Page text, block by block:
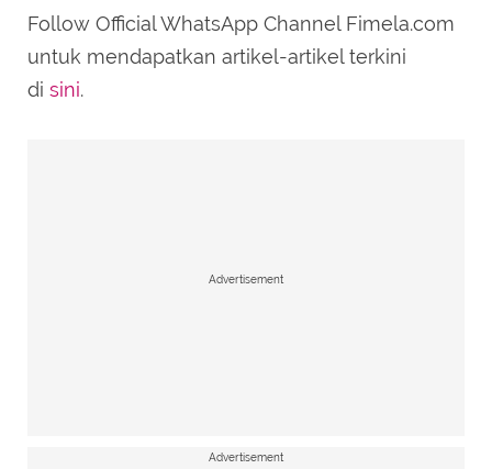
Follow Official WhatsApp Channel Fimela.com
untuk mendapatkan artikel-artikel terkini
di sini.
Advertisement
Advertisement